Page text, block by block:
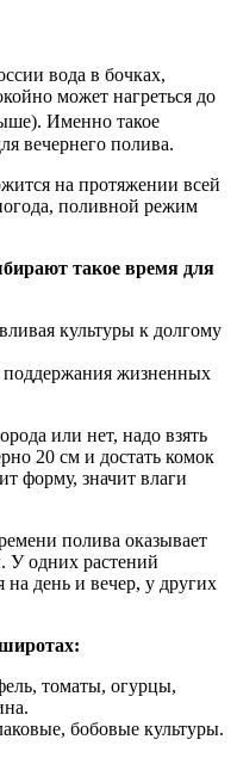
вода в бочках,
может нагреться до
Именно такое
вечернего полива.
на протяжении всей
поливной режим
такое время для
культуры к долгому
поддержания жизненных
или нет, надо взять
20 см и достать комок
форму, значит влаги
полива оказывает
У одних растений
день и вечер, у других
томаты, огурцы,
бобовые культуры.